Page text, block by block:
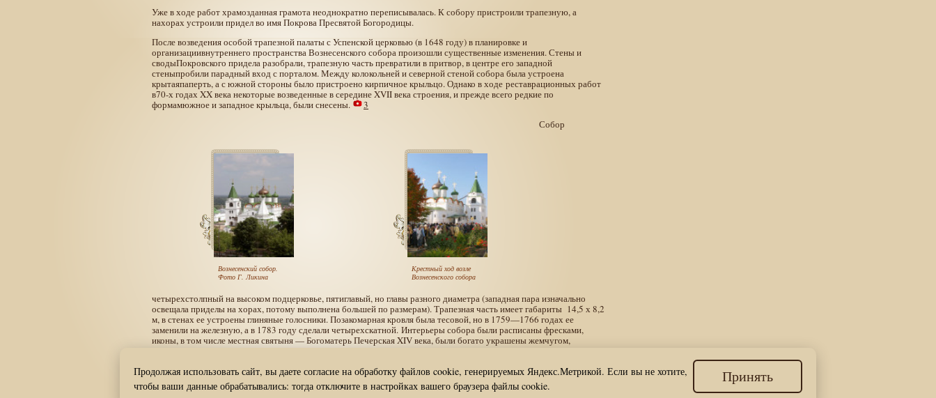
Уже в ходе работ храмозданная грамота неоднократно переписывалась. К собору пристроили трапезную, а
нахорах устроили придел во имя Покрова Пресвятой Богородицы.
После возведения особой трапезной палаты с Успенской церковью (в 1648 году) в планировке и
организациивнутреннего пространства Вознесенского собора произошли существенные изменения. Стены и
сводыПокровского придела разобрали, трапезную часть превратили в притвор, в центре его западной
стеныпробили парадный вход с порталом. Между колокольней и северной стеной собора была устроена
крытаяпаперть, а с южной стороны было пристроено кирпичное крыльцо. Однако в ходе реставрационных работ
в70-х годах XX века некоторые возведенные в середине XVII века строения, и прежде всего редкие по
формамюжное и западное крыльца, были снесены.
3
Вознесенский собор.
Фото Г. Ликина
Крестный ход возле
Вознесенского собора
Собор
четырехстолпный на высоком подцерковье, пятиглавый, но главы разного диаметра (западная пара изначально
освещала приделы на хорах, потому выполнена большей по размерам). Трапезная часть имеет габариты 14,5 х 8,2
м, в стенах ее устроены глиняные голосники. Позакомарная кровля была тесовой, но в 1759—1766 годах ее
заменили на железную, а в 1783 году сделали четырехскатной. Интерьеры собора были расписаны фресками,
иконы, в том числе местная святыня — Богоматерь Печерская XIV века, были богато украшены жемчугом,
золотыми и серебряными окладами. Иконостас с херувимами для него резал нижегородский мастер XVII века
Продолжая использовать сайт, вы даете согласие на обработку файлов cookie, генерируемых Яндекс.Метрикой. Если вы не хотите,
чтобы ваши данные обрабатывались: тогда отключите в настройках вашего браузера файлы cookie.
Принять